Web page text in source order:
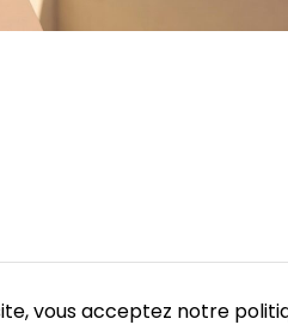
vous acceptez notre